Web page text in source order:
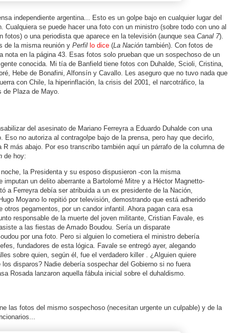
independiente argentina... Esto es un golpe bajo en cualquier lugar del
Cualquiera se puede hacer una foto con un ministro (sobre todo con uno al
fotos) o una periodista que aparece en la televisión (aunque sea Canal 7).
de la misma reunión y Perfil lo dice (La Nación también). Con fotos de
nota en la página 43. Esas fotos solo prueban que un sospechoso de un
conocida. Mi tía de Banfield tiene fotos con Duhalde, Scioli, Cristina,
Hebe de Bonafini, Alfonsín y Cavallo. Les aseguro que no tuvo nada que
con Chile, la hiperinflación, la crisis del 2001, el narcotráfico, la
de Plaza de Mayo.
del asesinato de Mariano Ferreyra a Eduardo Duhalde con una
Eso no autoriza al contragolpe bajo de la prensa, pero hay que decirlo,
R más abajo. Por eso transcribo también aquí un párrafo de la columna de
de hoy:
la Presidenta y su esposo dispusieron -con la misma
imputan un delito aberrante a Bartolomé Mitre y a Héctor Magnetto-
a Ferreyra debía ser atribuida a un ex presidente de la Nación,
Moyano lo repitió por televisión, demostrando que está adherido
otros pegamentos, por un candor infantil. Ahora pagan cara esa
responsable de la muerte del joven militante, Cristian Favale, es
a las fiestas de Amado Boudou. Sería un disparate
por una foto. Pero si alguien lo cometiera el ministro debería
fundadores de esta lógica. Favale se entregó ayer, alegando
sobre quien, según él, fue el verdadero killer . ¿Alguien quiere
los disparos? Nadie debería sospechar del Gobierno si no fuera
Rosada lanzaron aquella fábula inicial sobre el duhaldismo.
las fotos del mismo sospechoso (necesitan urgente un culpable) y de la